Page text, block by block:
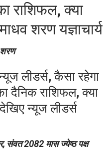
राशिफल, क्या
शरण यज्ञाचार्य
शरण
लीडर्स, कैसा रहेगा
दैनिक राशिफल, क्या
न्यूज लीडर्स
2082 मास ज्येष्ठ पक्ष